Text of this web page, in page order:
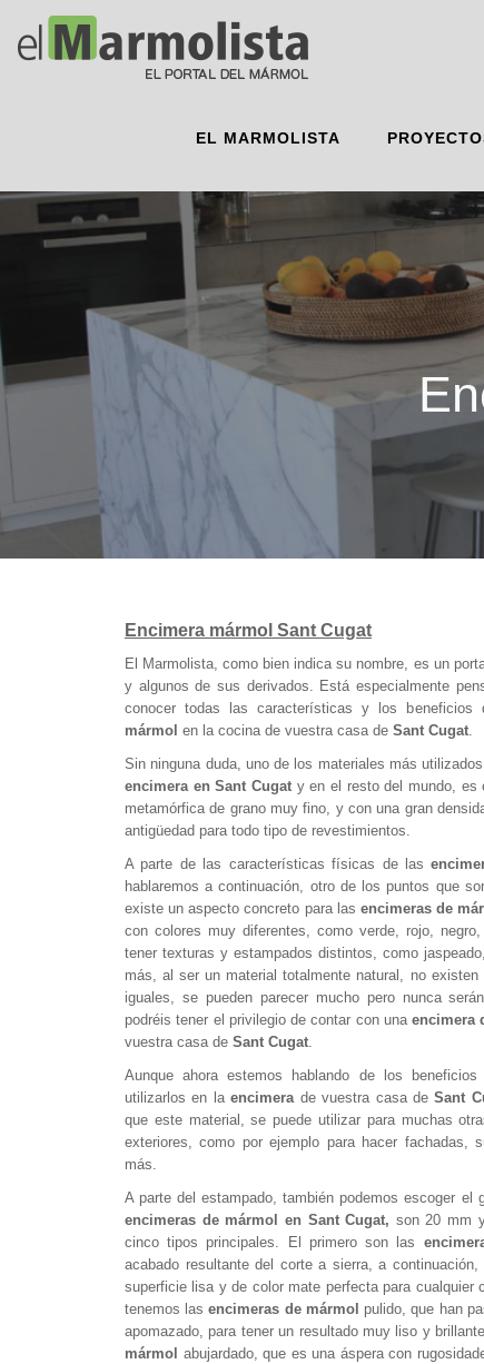
EL MARMOLISTA
Encimera mármol Sant Cugat
El Marmolista, como bien indica su nombre, es un
y algunos de sus derivados. Está especialmente
conocer todas las características y los beneficios
mármol en la cocina de vuestra casa de Sant Cugat.
Sin ninguna duda, uno de los materiales más
encimera en Sant Cugat y en el resto del mundo, es
metamórfica de grano muy fino, y con una gran
antigüedad para todo tipo de revestimientos.
A parte de las características físicas de las
hablaremos a continuación, otro de los puntos que
existe un aspecto concreto para las encimeras de
con colores muy diferentes, como verde, rojo,
tener texturas y estampados distintos, como
más, al ser un material totalmente natural, no existen
iguales, se pueden parecer mucho pero nunca
podréis tener el privilegio de contar con una encimera
vuestra casa de Sant Cugat.
Aunque ahora estemos hablando de los
utilizarlos en laencimerade vuestra casa deSant
que este material, se puede utilizar para muchas
exteriores, como por ejemplo para hacer fachadas,
más.
A parte del estampado, también podemos escoger el
encimeras de mármol en Sant Cugat, son 20 mm
cinco tipos principales. El primero son las
acabado resultante del corte a sierra, a continuación,
superficie lisa y de color mate perfecta para cualquier
tenemos lasencimeras de mármol pulido, que han
apomazado, para tener un resultado muy liso y
mármol abujardado, que es una áspera con